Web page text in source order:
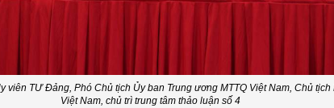
viên TƯ Đảng, Phó Chủ tịch Ủy ban Trung ương MTTQ Việt Nam, Chủ tịch
Việt Nam, chủ trì trung tâm thảo luận số 4